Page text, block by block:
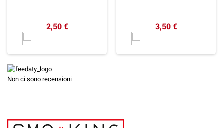
2,50 € 3,50 €
Non ci sono recensioni